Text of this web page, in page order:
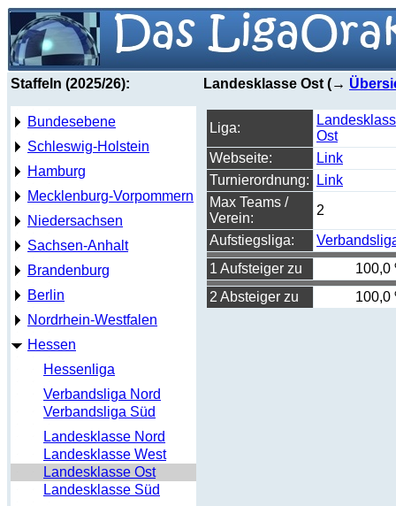
Staffeln (2025/26):
Bundesebene
Schleswig-Holstein
Hamburg
Mecklenburg-Vorpommern
Niedersachsen
Sachsen-Anhalt
Brandenburg
Berlin
Nordrhein-Westfalen
Hessen
Hessenliga
Verbandsliga Nord
Verbandsliga Süd
Landesklasse Nord
Landesklasse West
Landesklasse Ost
Landesklasse Süd
Landesklasse Ost (→
Liga:
Ost
Webseite:
Link
Turnierordnung:
Link
Max Teams /
Verein:
2
Aufstiegsliga:
1 Aufsteiger zu
100,0
2 Absteiger zu
100,0